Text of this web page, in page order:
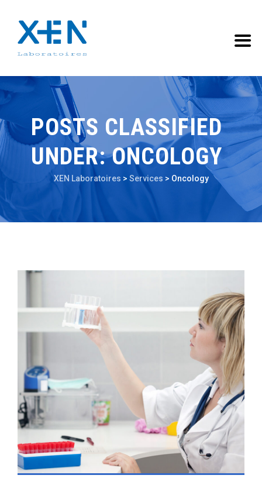
POSTS CLASSIFIED
UNDER:ONCOLOGY
XEN Laboratoires > Services > Oncology
VIEW DETAILS